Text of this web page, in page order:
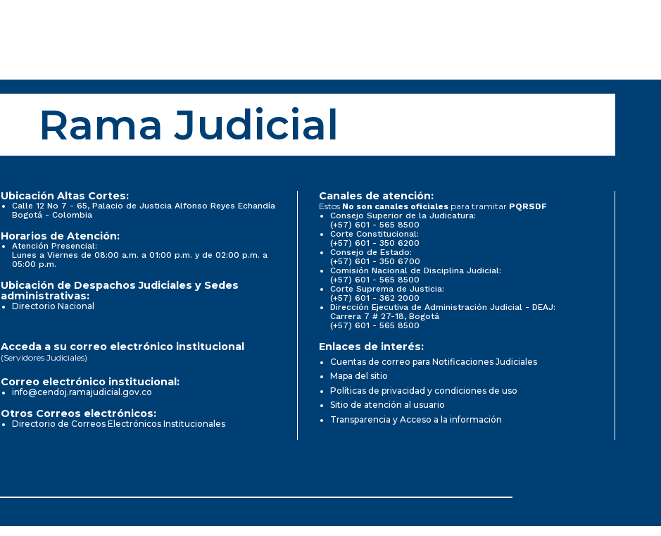
Rama Judicial
Ubicación Altas Cortes:
Calle 12 No 7 - 65, Palacio de Justicia Alfonso Reyes Echandía
Bogotá - Colombia
Horarios de Atención:
Atención Presencial:
Lunes a Viernes de 08:00 a.m. a 01:00 p.m. y de 02:00 p.m. a
05:00 p.m.
Ubicación de Despachos Judiciales y Sedes
administrativas:
Directorio Nacional
Canales de atención:
Estos No son canales oficiales para tramitar PQRSDF
Consejo Superior de la Judicatura:
(+57) 601 - 565 8500
Corte Constitucional:
(+57) 601 - 350 6200
Consejo de Estado:
(+57) 601 - 350 6700
Comisión Nacional de Disciplina Judicial:
(+57) 601 - 565 8500
Corte Suprema de Justicia:
(+57) 601 - 362 2000
Dirección Ejecutiva de Administración Judicial - DEAJ:
Carrera 7 # 27-18, Bogotá
(+57) 601 - 565 8500
Acceda a su correo electrónico institucional
(Servidores Judiciales)
Correo electrónico institucional:
info@cendoj.ramajudicial.gov.co
Otros Correos electrónicos:
Directorio de Correos Electrónicos Institucionales
Enlaces de interés:
Cuentas de correo para Notificaciones Judiciales
Mapa del sitio
Políticas de privacidad y condiciones de uso
Sitio de atención al usuario
Transparencia y Acceso a la información